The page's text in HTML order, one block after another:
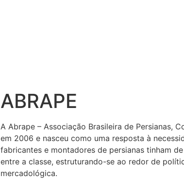
ABRAPE
A Abrape – Associação Brasileira de Persianas,
em 2006 e nasceu como uma resposta à
fabricantes e montadores de persianas tinham
entre a classe, estruturando-se ao redor de
mercadológica.